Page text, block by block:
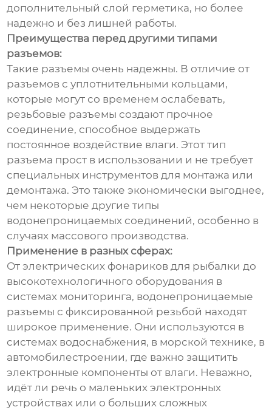
дополнительный слой герметика, но более
надежно и без лишней работы.
Преимущества перед другими типами
разъемов:
Такие разъемы очень надежны. В отличие от
разъемов с уплотнительными кольцами,
которые могут со временем ослабевать,
резьбовые разъемы создают прочное
соединение, способное выдержать
постоянное воздействие влаги. Этот тип
разъема прост в использовании и не требует
специальных инструментов для монтажа или
демонтажа. Это также экономически выгоднее,
чем некоторые другие типы
водонепроницаемых соединений, особенно в
случаях массового производства.
Применение в разных сферах:
От электрических фонариков для рыбалки до
высокотехнологичного оборудования в
системах мониторинга, водонепроницаемые
разъемы с фиксированной резьбой находят
широкое применение. Они используются в
системах водоснабжения, в морской технике, в
автомобилестроении, где важно защитить
электронные компоненты от влаги. Неважно,
идёт ли речь о маленьких электронных
устройствах или о больших сложных